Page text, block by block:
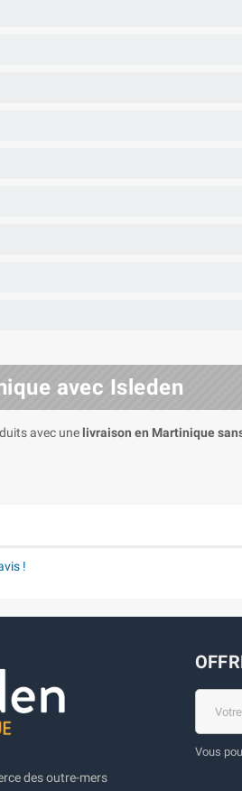
avec Isleden
avec une livraison en Martinique
!
des outre-mers
Vous